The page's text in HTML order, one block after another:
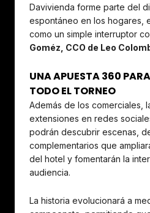
Davivienda forme parte del
espontáneo en los hogares,
como un simple interruptor
Goméz, CCO de Leo
UNA APUESTA 360
TODO EL TORNEO
Además de los comerciales,
extensiones en redes
podrán descubrir escenas,
complementarios que
del hotel y fomentarán la
audiencia.
La historia evolucionará a